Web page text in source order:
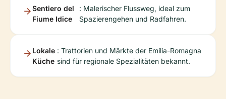
Sentiero del
Fiume Idice
: Malerischer Flussweg, ideal zum
Spazierengehen und Radfahren.
Lokale
Küche
: Trattorien und Märkte der Emilia-Romagna
sind für regionale Spezialitäten bekannt.